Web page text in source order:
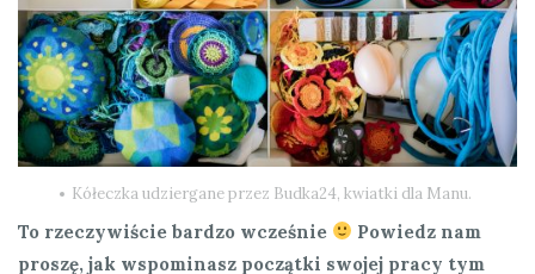
Kółeczka udziergane przez Budka24, kwiatki dla Manu.
To rzeczywiście bardzo wcześnie
Powiedz nam
proszę, jak wspominasz początki swojej pracy tym